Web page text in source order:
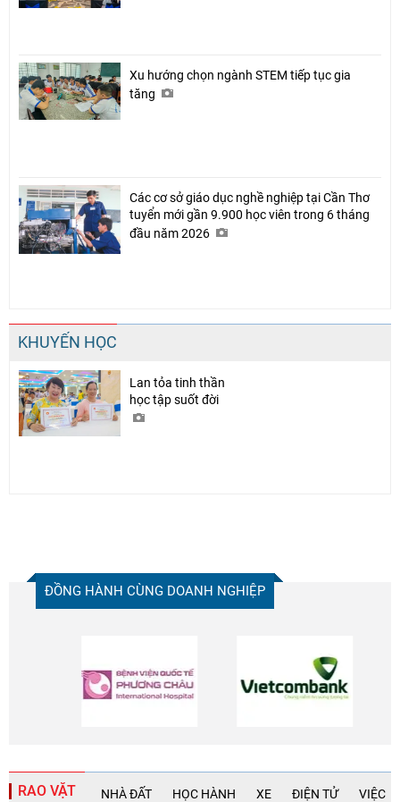
Xu hướng chọn ngành STEM tiếp tục gia
tăng
Các cơ sở giáo dục nghề nghiệp tại Cần Thơ
tuyển mới gần 9.900 học viên trong 6 tháng
đầu năm 2026
KHUYẾN HỌC
Lan tỏa tinh thần
học tập suốt đời
ĐỒNG HÀNH CÙNG DOANH NGHIỆP
RAO VẶT NHÀ ĐẤT HỌC HÀNH XE ĐIỆN TỬ VIỆC